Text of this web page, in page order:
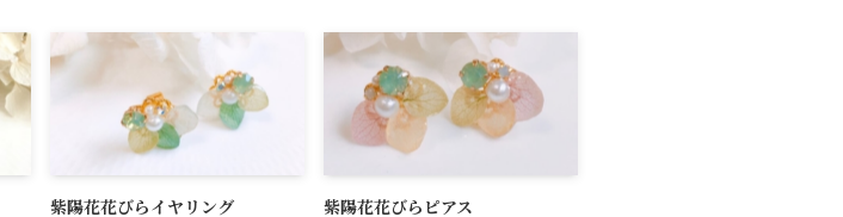
紫陽花花びらイヤリング 紫陽花花びらピアス